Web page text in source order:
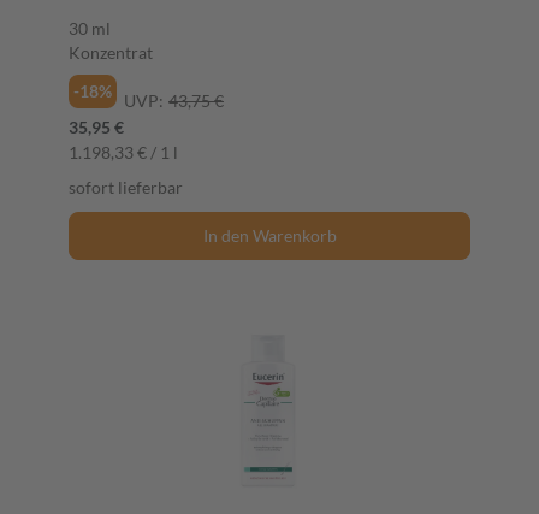
30 ml
Konzentrat
-18%
UVP: 43,75 €
35,95 €
1.198,33 € / 1 l
sofort lieferbar
In den Warenkorb